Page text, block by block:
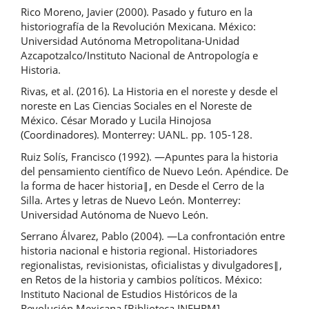
Rico Moreno, Javier (2000). Pasado y futuro en la
historiografía de la Revolución Mexicana. México:
Universidad Autónoma Metropolitana-Unidad
Azcapotzalco/Instituto Nacional de Antropología e
Historia.
Rivas, et al. (2016). La Historia en el noreste y desde el
noreste en Las Ciencias Sociales en el Noreste de
México. César Morado y Lucila Hinojosa
(Coordinadores). Monterrey: UANL. pp. 105-128.
Ruiz Solís, Francisco (1992). ―Apuntes para la historia
del pensamiento científico de Nuevo León. Apéndice. De
la forma de hacer historia‖, en Desde el Cerro de la
Silla. Artes y letras de Nuevo León. Monterrey:
Universidad Autónoma de Nuevo León.
Serrano Álvarez, Pablo (2004). ―La confrontación entre
historia nacional e historia regional. Historiadores
regionalistas, revisionistas, oficialistas y divulgadores‖,
en Retos de la historia y cambios políticos. México:
Instituto Nacional de Estudios Históricos de la